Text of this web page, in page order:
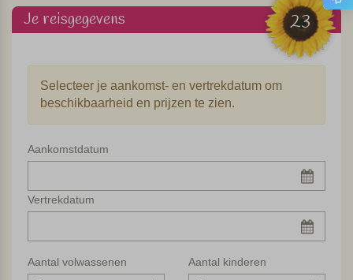
het mooie zwembad met ligbedjes. Hier kun je heerlijk tot
rust komen. Er is een gezamenlijke barbecue met picknick
tafel (met mooi uitzicht!) en voor de kleintjes zijn er wat
speeltoestellen in de tuin. In de ontbijtzaal kun je tegen
een kleine vergoeding een lekker ontbijt krijgen.
6 appartementen met Toscaanse inrichting
De agriturismo heeft zes appartementen: twee daarvan
liggen op de eerste verdieping en vier appartementen
liggen op de begane grond. De appartementen zijn op
traditioneel Toscaanse manier ingericht en hebben TV, een
magnetron en airco (niet inbegrepen in de huurprijs).
Er is een wasmachine voor gezamenlijk gebruik en bij de
23
Je reisgegevens
Selecteer je aankomst- en vertrekdatum om
beschikbaarheid en prijzen te zien.
Aankomstdatum
Vertrekdatum
Aantal volwassenen Aantal kinderen